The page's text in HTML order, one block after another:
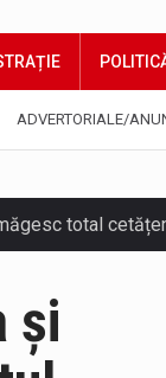
ADVERTORIALE/
și